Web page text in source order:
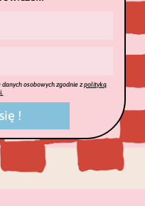
danych osobowych zgodnie zpolityką
!